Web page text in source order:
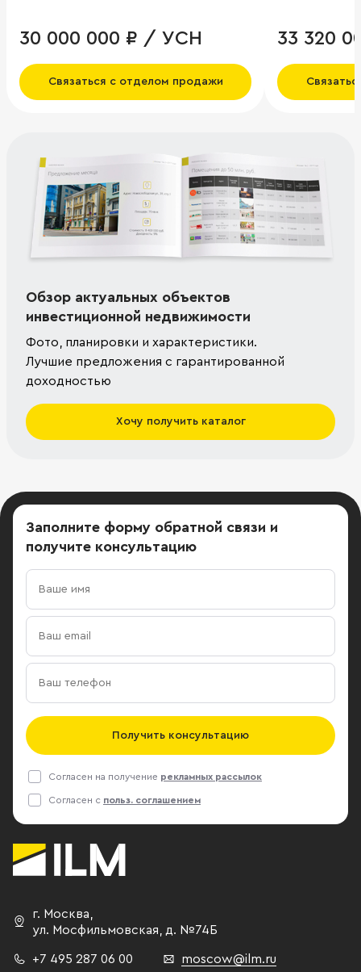
30 000 000 ₽ / УСН
Связаться с отделом продажи
33 320
Обзор актуальных объектов
инвестиционной недвижимости
Фото, планировки и характеристики.
Лучшие предложения с гарантированной
доходностью
Хочу получить каталог
Заполните форму обратной связи и
получите консультацию
Получить консультацию
Согласен на получение рекламных рассылок
Согласен с польз. соглашением
г. Москва,
ул. Мосфильмовская, д. №74Б
+7 495 287 06 00 moscow@ilm.ru